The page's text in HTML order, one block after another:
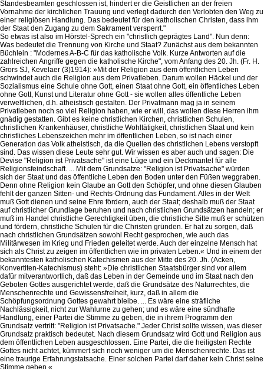
Standesbeamten geschlossen ist, hindert er die Geistlichen an der freien
Vornahme der kirchlichen Trauung und verlegt dadurch den Verlobten den Weg zu
einer religiösen Handlung. Das bedeutet für den katholischen Christen, dass ihm
der Staat den Zugang zu dem Sakrament versperrt."
So etwas ist also im Hörstel-Sprech ein "christlich geprägtes Land". Nun denn:
Was bedeutet die Trennung von Kirche und Staat? Zunächst aus dem bekannten
Büchlein : "Modernes A-B-C für das katholische Volk. Kurze Antworten auf die
zahlreichen Angriffe gegen die katholische Kirche", vom Anfang des 20. Jh. (Fr. H.
Grors SJ, Kevelaer (3)1914): »Mit der Religion aus dem öffentlichen Leben
schwindet auch die Religion aus dem Privatleben. Darum wollen Häckel und der
Sozialismus eine Schule ohne Gott, einen Staat ohne Gott, ein öffentliches Leben
ohne Gott, Kunst und Literatur ohne Gott - sie wollen alles öffentliche Leben
verweltlichen, d.h. atheistisch gestalten. Der Privatmann mag ja in seinem
Privatleben noch so viel Religion haben, wie er will, das wollen diese Herren ihm
gnädig gestatten. Gibt es keine christlichen Kirchen, christlichen Schulen,
christlichen Krankenhäuser, christliche Wohltätigkeit, christlichen Staat und kein
christliches Lebenszeichen mehr im öffentlichen Leben, so ist nach einer
Generation das Volk atheistisch, da die Quellen des christlichen Lebens verstopft
sind. Das wissen diese Leute sehr gut. Wir wissen es aber auch und sagen: Die
Devise "Religion ist Privatsache" ist eine Lüge und ein Deckmantel für alle
Religionsfeindschaft. ... Mit dem Grundsatze: "Religion ist Privatsache" würden
sich der Staat und das öffentliche Leben den Boden unter den Füßen weggraben.
Denn ohne Religion kein Glaube an Gott den Schöpfer, und ohne diesen Glauben
fehlt der ganzen Sitten- und Rechts-Ordnung das Fundament. Alles in der Welt
muß Gott dienen und seine Ehre fördern, auch der Staat; deshalb muß der Staat
auf christlicher Grundlage beruhen und nach christlichen Grundsätzen handeln; er
muß im Handel christliche Gerechtigkeit üben, die christliche Sitte muß er schützen
und fördern, christliche Schulen für die Christen gründen. Er hat zu sorgen, daß
nach christlichen Grundsätzen sowohl Recht gesprochen, wie auch das
Militärwesen im Krieg und Frieden geleitet werde. Auch der einzelne Mensch hat
sich als Christ zu zeigen im öffentlichen wie im privaten Leben.« Und in einem der
bekanntesten katholischen Katechismen aus der Mitte des 20. Jh. (Acken,
Konvertiten-Katechismus) steht: »Die christlichen Staatsbürger sind vor allem
dafür mitverantwortlich, daß das Leben in der Gemeinde und im Staat nach den
Geboten Gottes ausgerichtet werde, daß die Grundsätze des Naturrechtes, die
Menschenrechte und Gewissensfreiheit, kurz, daß in allem die
Schöpfungsordnung Gottes gewahrt bleibe. ... Es wäre eine sträfliche
Nachlässigkeit, nicht zur Wahlurne zu gehen; und es wäre eine sündhafte
Handlung, einer Partei die Stimme zu geben, die in ihrem Programm den
Grundsatz vertritt: "Religion ist Privatsache." Jeder Christ sollte wissen, was dieser
Grundsatz praktisch bedeutet. Nach diesem Grundsatz wird Gott und Religion aus
dem öffentlichen Leben ausgeschlossen. Eine Partei, die die heiligsten Rechte
Gottes nicht achtet, kümmert sich noch weniger um die Menschenrechte. Das ist
eine traurige Erfahrungstatsache. Einer solchen Partei darf daher kein Christ seine
Stimme geben.«